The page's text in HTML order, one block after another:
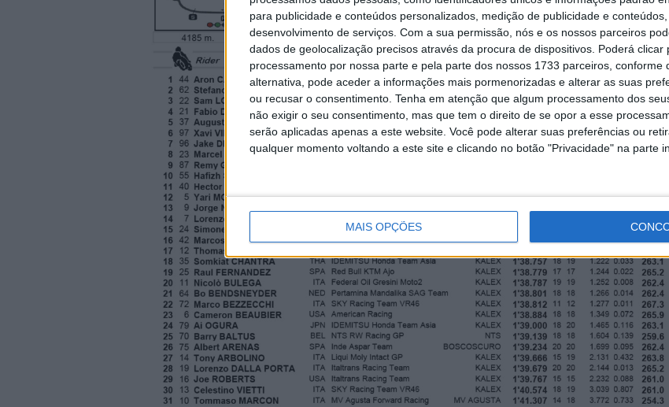
para publicidade e conteúdos personalizados, medição de publicidade e
desenvolvimento de serviços. Com a sua permissão, nós e os nossos parceiros
dados de geolocalização precisos através da procura de dispositivos. Poderá clicar
processamento por nossa parte e pela parte dos nossos 1733 parceiros, conforme
alternativa, pode aceder a informações mais pormenorizadas e alterar as suas
ou recusar o consentimento. Tenha em atenção que algum processamento dos
não exigir o seu consentimento, mas que tem o direito de se opor a esse
serão aplicadas apenas a este website. Você pode alterar suas preferências ou
qualquer momento voltando a este site e clicando no botão "Privacidade" na parte
MAIS OPÇÕES